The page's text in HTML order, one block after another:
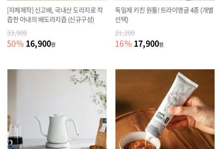
[자체제작] 신고배, 국내산 도라지로 착
즙한 아내의 배도라지즙 (신규구성)
33,900
50% 16,900원
독일제 키친 원툴! 트라이앵글 4종 (개별
선택)
21,200
16% 17,900원